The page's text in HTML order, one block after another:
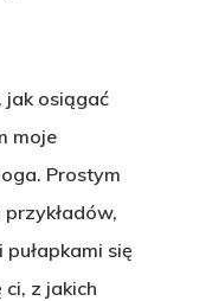
jak osiągać
moje
Prostym
się
z jakich